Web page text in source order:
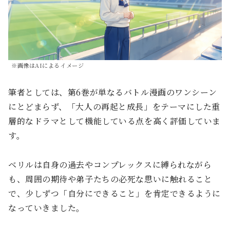
※画像はAIによるイメージ
筆者としては、第6巻が単なるバトル漫画のワンシーン
にとどまらず、「大人の再起と成長」をテーマにした重
層的なドラマとして機能している点を高く評価していま
す。
ベリルは自身の過去やコンプレックスに縛られながら
も、周囲の期待や弟子たちの必死な思いに触れること
で、少しずつ「自分にできること」を肯定できるように
なっていきました。